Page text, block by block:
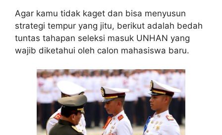
Agar kamu tidak kaget dan bisa menyusun
strategi tempur yang jitu, berikut adalah bedah
tuntas tahapan seleksi masuk UNHAN yang
wajib diketahui oleh calon mahasiswa baru.